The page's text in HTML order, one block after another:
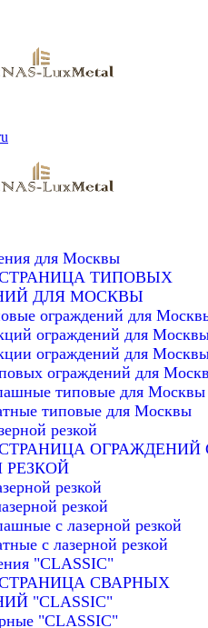
для Москвы
ТИПОВЫХ
ДЛЯ МОСКВЫ
ограждений для
ограждений для
ограждений для
ограждений для
типовые для Москвы
типовые для Москвы
резкой
ОГРАЖДЕНИЙ
РЕЗКОЙ
резкой
резкой
с лазерной резкой
с лазерной резкой
"CLASSIC"
СВАРНЫХ
"CLASSIC"
"CLASSIC"